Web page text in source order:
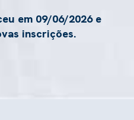
em 09/06/2026 e
inscrições.